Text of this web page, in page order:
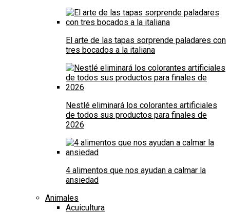
El arte de las tapas sorprende paladares con
tres bocados a la italiana
Nestlé eliminará los colorantes artificiales
de todos sus productos para finales de
2026
4 alimentos que nos ayudan a calmar la
ansiedad
Animales
Acuicultura